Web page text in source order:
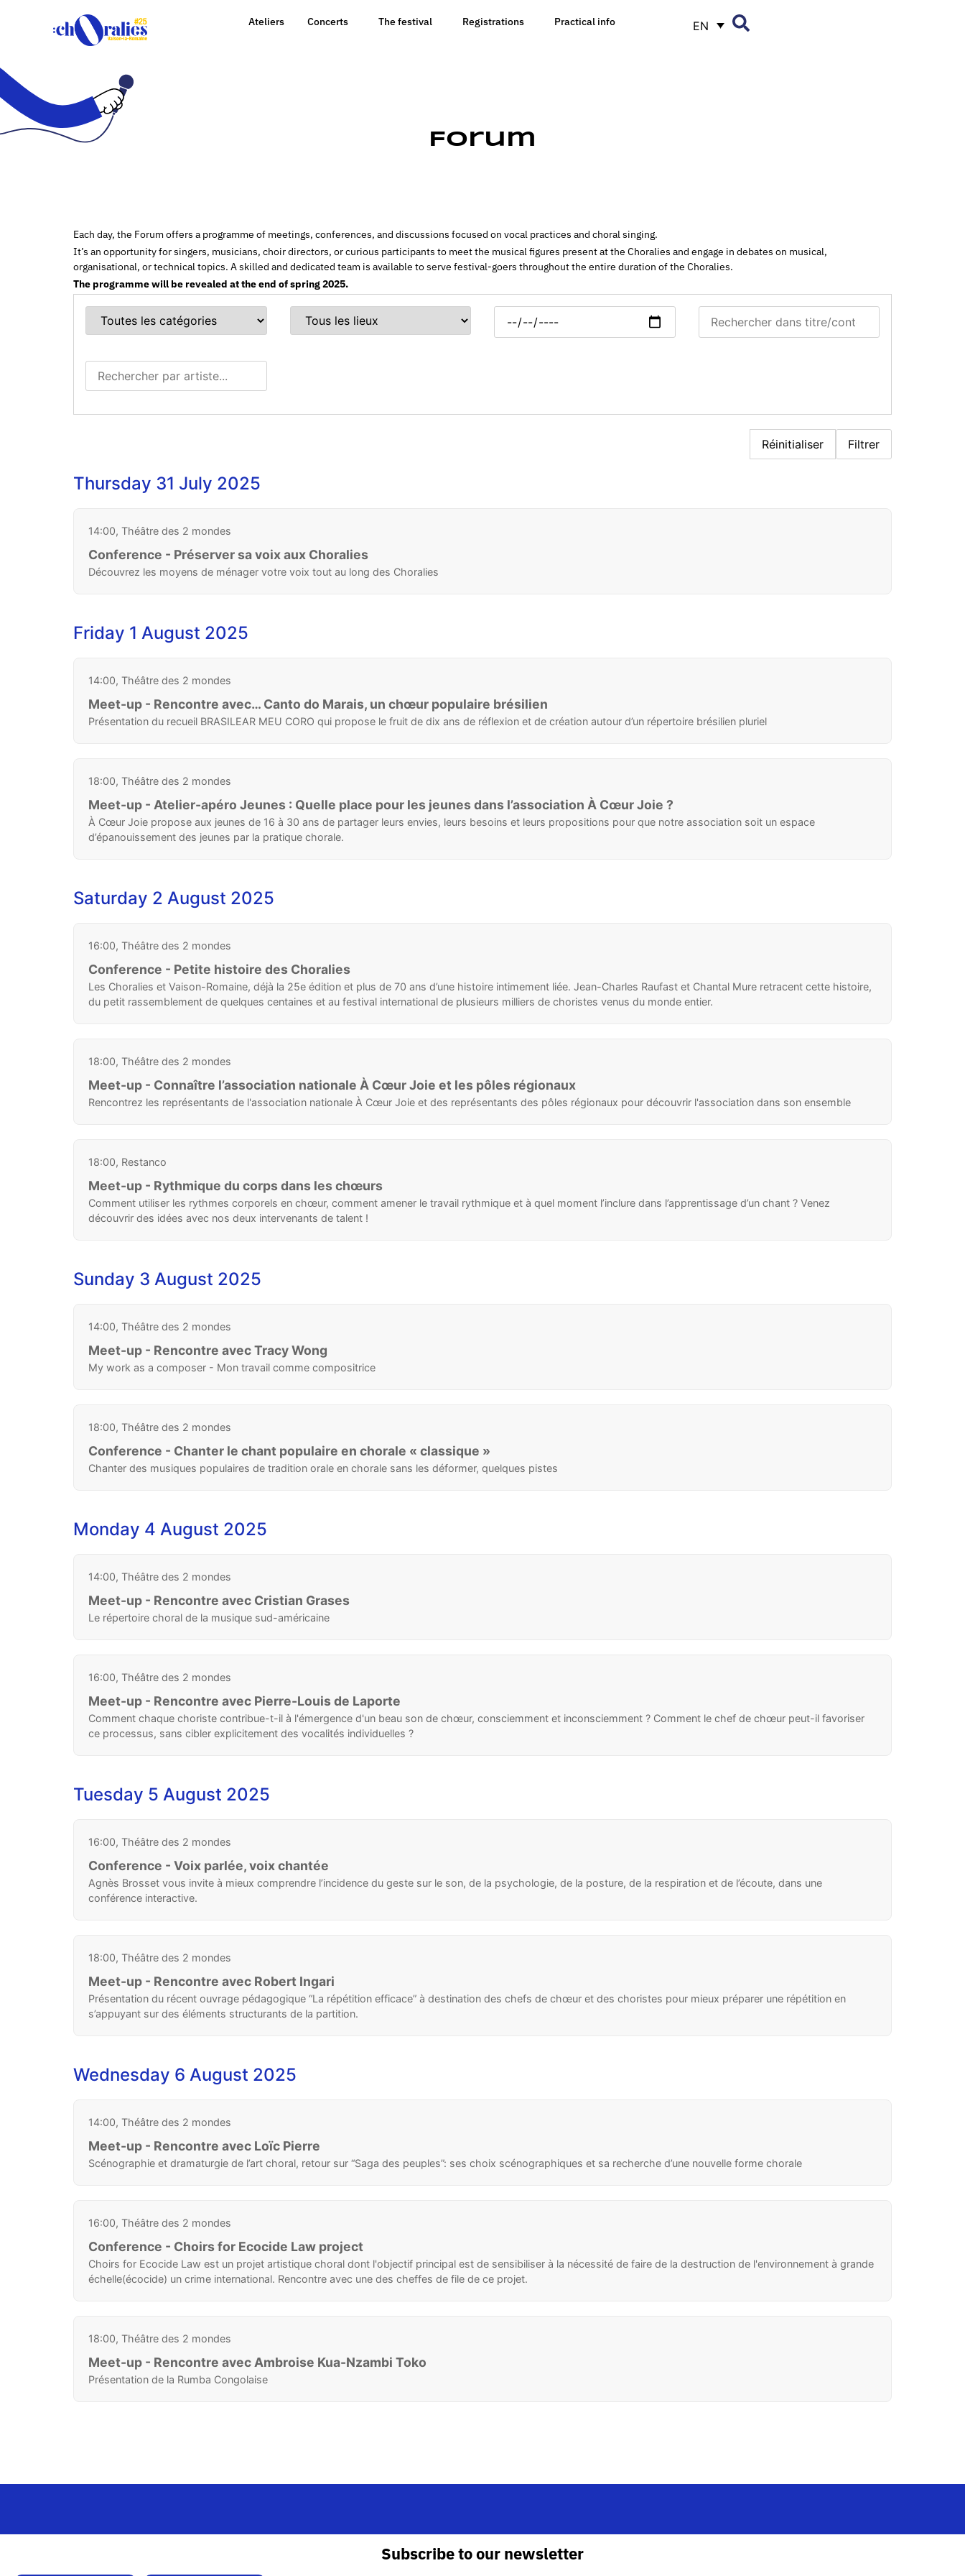
Ateliers Concerts The festival Registrations Practical info EN
Forum
Each day, the Forum offers a programme of meetings, conferences, and discussions focused on vocal practices and choral singing.
It’s an opportunity for singers, musicians, choir directors, or curious participants to meet the musical figures present at the Choralies and engage in debates on musical,
organisational, or technical topics. A skilled and dedicated team is available to serve festival-goers throughout the entire duration of the Choralies.
The programme will be revealed at the end of spring 2025.
Réinitialiser Filtrer
Thursday 31 July 2025
14:00, Théâtre des 2 mondes
Conference - Préserver sa voix aux Choralies
Découvrez les moyens de ménager votre voix tout au long des Choralies
Friday 1 August 2025
14:00, Théâtre des 2 mondes
Meet-up - Rencontre avec… Canto do Marais, un chœur populaire brésilien
Présentation du recueil BRASILEAR MEU CORO qui propose le fruit de dix ans de réflexion et de création autour d’un répertoire brésilien pluriel
18:00, Théâtre des 2 mondes
Meet-up - Atelier-apéro Jeunes : Quelle place pour les jeunes dans l’association À Cœur Joie ?
À Cœur Joie propose aux jeunes de 16 à 30 ans de partager leurs envies, leurs besoins et leurs propositions pour que notre association soit un espace
d’épanouissement des jeunes par la pratique chorale.
Saturday 2 August 2025
16:00, Théâtre des 2 mondes
Conference - Petite histoire des Choralies
Les Choralies et Vaison-Romaine, déjà la 25e édition et plus de 70 ans d’une histoire intimement liée. Jean-Charles Raufast et Chantal Mure retracent cette histoire,
du petit rassemblement de quelques centaines et au festival international de plusieurs milliers de choristes venus du monde entier.
18:00, Théâtre des 2 mondes
Meet-up - Connaître l’association nationale À Cœur Joie et les pôles régionaux
Rencontrez les représentants de l'association nationale À Cœur Joie et des représentants des pôles régionaux pour découvrir l'association dans son ensemble
18:00, Restanco
Meet-up - Rythmique du corps dans les chœurs
Comment utiliser les rythmes corporels en chœur, comment amener le travail rythmique et à quel moment l’inclure dans l’apprentissage d’un chant ? Venez
découvrir des idées avec nos deux intervenants de talent !
Sunday 3 August 2025
14:00, Théâtre des 2 mondes
Meet-up - Rencontre avec Tracy Wong
My work as a composer - Mon travail comme compositrice
18:00, Théâtre des 2 mondes
Conference - Chanter le chant populaire en chorale « classique »
Chanter des musiques populaires de tradition orale en chorale sans les déformer, quelques pistes
Monday 4 August 2025
14:00, Théâtre des 2 mondes
Meet-up - Rencontre avec Cristian Grases
Le répertoire choral de la musique sud-américaine
16:00, Théâtre des 2 mondes
Meet-up - Rencontre avec Pierre-Louis de Laporte
Comment chaque choriste contribue-t-il à l'émergence d'un beau son de chœur, consciemment et inconsciemment ? Comment le chef de chœur peut-il favoriser
ce processus, sans cibler explicitement des vocalités individuelles ?
Tuesday 5 August 2025
16:00, Théâtre des 2 mondes
Conference - Voix parlée, voix chantée
Agnès Brosset vous invite à mieux comprendre l’incidence du geste sur le son, de la psychologie, de la posture, de la respiration et de l’écoute, dans une
conférence interactive.
18:00, Théâtre des 2 mondes
Meet-up - Rencontre avec Robert Ingari
Présentation du récent ouvrage pédagogique “La répétition efficace” à destination des chefs de chœur et des choristes pour mieux préparer une répétition en
s’appuyant sur des éléments structurants de la partition.
Wednesday 6 August 2025
14:00, Théâtre des 2 mondes
Meet-up - Rencontre avec Loïc Pierre
Scénographie et dramaturgie de l’art choral, retour sur “Saga des peuples”: ses choix scénographiques et sa recherche d’une nouvelle forme chorale
16:00, Théâtre des 2 mondes
Conference - Choirs for Ecocide Law project
Choirs for Ecocide Law est un projet artistique choral dont l'objectif principal est de sensibiliser à la nécessité de faire de la destruction de l'environnement à grande
échelle(écocide) un crime international. Rencontre avec une des cheffes de file de ce projet.
18:00, Théâtre des 2 mondes
Meet-up - Rencontre avec Ambroise Kua-Nzambi Toko
Présentation de la Rumba Congolaise
Subscribe to our newsletter